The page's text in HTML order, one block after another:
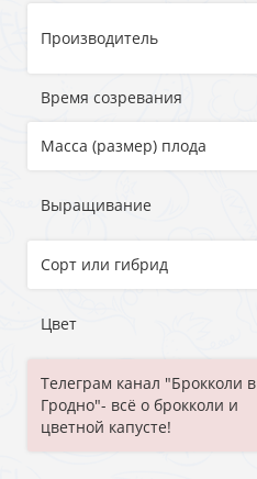
Производитель
Время созревания
Масса (размер) плода
Выращивание
Сорт или гибрид
Цвет
Телеграм канал "Брокколи в
Гродно"- всё о брокколи и
цветной капусте!